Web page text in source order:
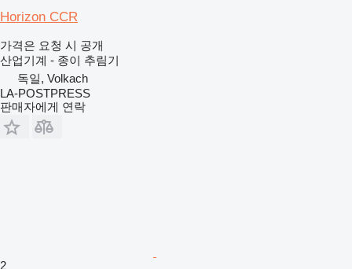
Horizon CCR
가격은 요청 시 공개
산업기계 - 종이 추림기
독일, Volkach
LA-POSTPRESS
판매자에게 연락
2